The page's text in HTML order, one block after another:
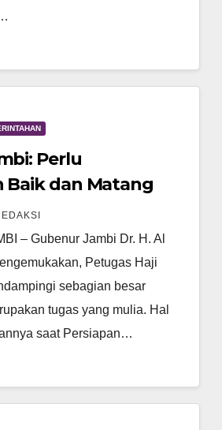
Perlu
Baik dan Matang
Jamaah
– Gubenur Jambi Dr. H. Al
Petugas Haji
sebagian besar
tugas yang mulia. Hal
saat Persiapan…